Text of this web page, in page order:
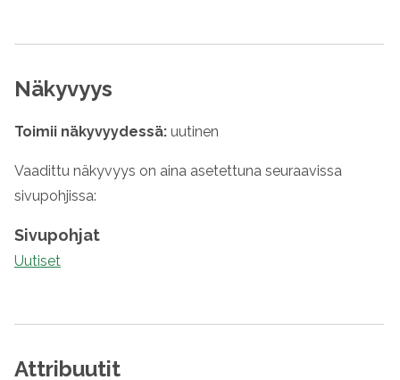
Näkyvyys
Toimii näkyvyydessä: uutinen
Vaadittu näkyvyys on aina asetettuna seuraavissa
sivupohjissa:
Sivupohjat
Uutiset
Attribuutit